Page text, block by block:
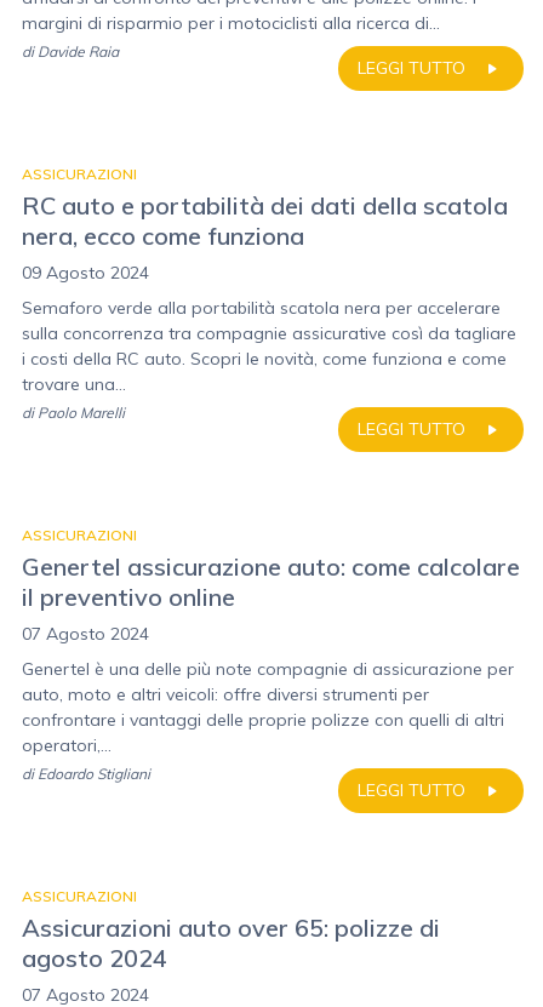
margini di risparmio per i motociclisti alla ricerca di...
LEGGI TUTTO
di Davide Raia
ASSICURAZIONI
RC auto e portabilità dei dati della scatola
nera, ecco come funziona
09 Agosto 2024
Semaforo verde alla portabilità scatola nera per accelerare
sulla concorrenza tra compagnie assicurative così da tagliare
i costi della RC auto. Scopri le novità, come funziona e come
trovare una...
LEGGI TUTTO
di Paolo Marelli
ASSICURAZIONI
Genertel assicurazione auto: come calcolare
il preventivo online
07 Agosto 2024
Genertel è una delle più note compagnie di assicurazione per
auto, moto e altri veicoli: offre diversi strumenti per
confrontare i vantaggi delle proprie polizze con quelli di altri
operatori,...
LEGGI TUTTO
di Edoardo Stigliani
ASSICURAZIONI
Assicurazioni auto over 65: polizze di
agosto 2024
07 Agosto 2024